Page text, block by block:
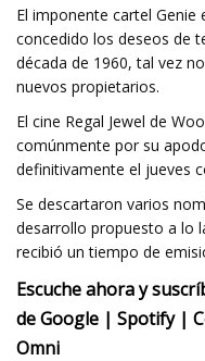
El imponente cartel Genie
concedido los deseos de
década de 1960, tal vez
nuevos propietarios.
El cine Regal Jewel de
comúnmente por su
definitivamente el jueves
Se descartaron varios
desarrollo propuesto a lo
recibió un tiempo de
Escuche ahora y
de Google | Spotify |
Omni